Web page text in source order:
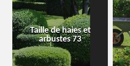
Taille de haies et
arbustes 73